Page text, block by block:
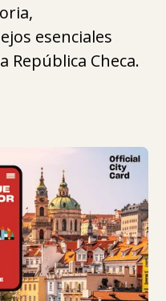
esenciales
República Checa.